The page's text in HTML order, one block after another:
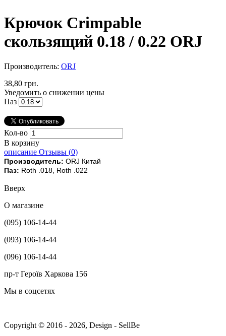
Крючок Crimpable
скользящий 0.18 / 0.22 ORJ
Производитель: ORJ
38,80 грн.
Уведомить о снижении цены
Паз
Кол-во
В корзину
описание Отзывы (0)
Производитель: ORJ Китай
Паз: Roth .018, Roth .022
Вверх
О магазине
(095) 106-14-44
(093) 106-14-44
(096) 106-14-44
пр-т Героїв Харкова 156
Мы в соцсетях
Copyright © 2016 - 2026, Design - SellBe